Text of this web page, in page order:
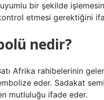
bir şekilde
etmesi gerektiğini
nedir?
Afrika rahibelerinin
eder. Sadakat
mutluluğu ifade eder.